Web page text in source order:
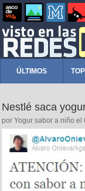
ÚLTIMOS TOP
Nestlé saca
por Yogur sabor a niño el